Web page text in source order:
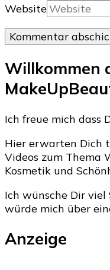
Website
Willkommen
Ich freue mich dass
Hier erwarten Dich
Videos zum Thema
Kosmetik und
Ich wünsche Dir
würde mich über
Anzeige